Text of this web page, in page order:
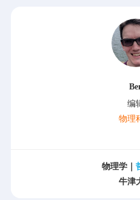
编
物理
物理学｜
牛津